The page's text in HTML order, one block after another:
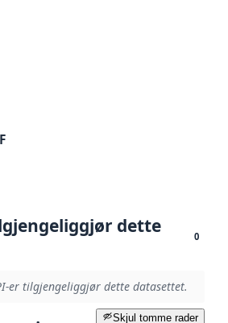
dette
0
er tilgjengeliggjør dette datasettet.
Skjul tomme rader